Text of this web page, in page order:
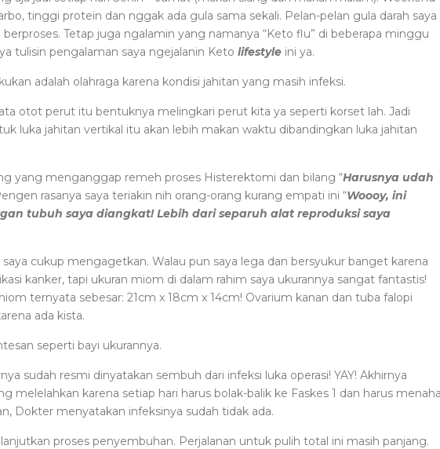
tinggi protein dan nggak ada gula sama sekali. Pelan-pelan gula darah saya
Tetap juga ngalamin yang namanya “Keto flu” di beberapa minggu
tulisin pengalaman saya ngejalanin Keto lifestyle ini ya.
adalah olahraga karena kondisi jahitan yang masih infeksi.
otot perut itu bentuknya melingkari perut kita ya seperti korset lah. Jadi
luka jahitan vertikal itu akan lebih makan waktu dibandingkan luka jahitan
yang menganggap remeh proses Histerektomi dan bilang “Harusnya udah
rasanya saya teriakin nih orang-orang kurang empati ini “Woooy, ini
tubuh saya diangkat! Lebih dari separuh alat reproduksi saya
cukup mengagetkan. Walau pun saya lega dan bersyukur banget karena
kanker, tapi ukuran miom di dalam rahim saya ukurannya sangat fantastis!
ternyata sebesar: 21cm x 18cm x 14cm! Ovarium kanan dan tuba falopi
ada kista.
seperti bayi ukurannya.
sudah resmi dinyatakan sembuh dari infeksi luka operasi! YAY! Akhirnya
melelahkan karena setiap hari harus bolak-balik ke Faskes 1 dan harus
Dokter menyatakan infeksinya sudah tidak ada.
proses penyembuhan. Perjalanan untuk pulih total ini masih panjang.